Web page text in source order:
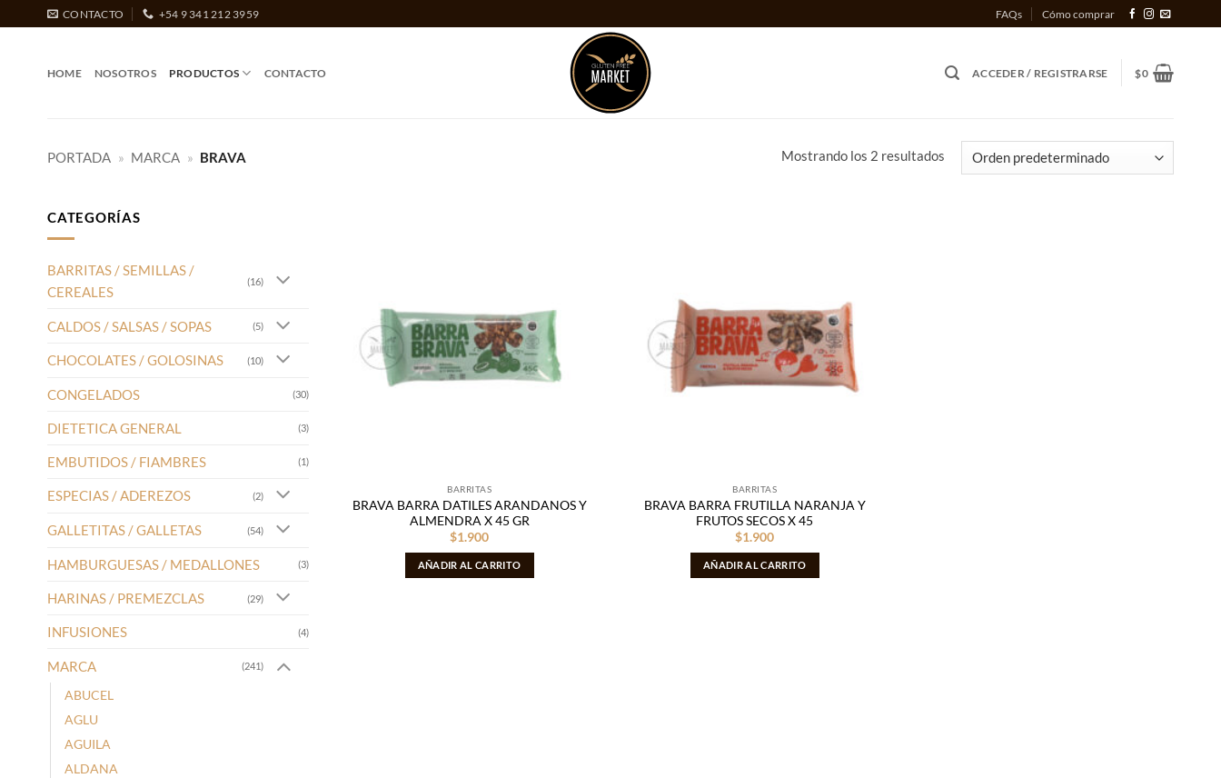
al
CONTACTO +54 9 341 212 3959 FAQs Cómo comprar
HOME NOSOTROS PRODUCTOS CONTACTO ACCEDER / REGISTRARSE $0
PORTADA » MARCA » BRAVA Mostrando los 2 resultados
CATEGORÍAS
BARRITAS / SEMILLAS /
CEREALES
(16)
CALDOS / SALSAS / SOPAS (5)
CHOCOLATES / GOLOSINAS (10)
CONGELADOS (30)
DIETETICA GENERAL (3)
EMBUTIDOS / FIAMBRES (1)
ESPECIAS / ADEREZOS (2)
GALLETITAS / GALLETAS (54)
HAMBURGUESAS / MEDALLONES (3)
HARINAS / PREMEZCLAS (29)
INFUSIONES (4)
MARCA (241)
ABUCEL
AGLU
AGUILA
ALDANA
BARRITAS
BRAVA BARRA DATILES ARANDANOS Y
ALMENDRA X 45 GR
$1.900
AÑADIR AL CARRITO
deseos
BARRITAS
BRAVA BARRA FRUTILLA NARANJA Y
FRUTOS SECOS X 45
$1.900
AÑADIR AL CARRITO